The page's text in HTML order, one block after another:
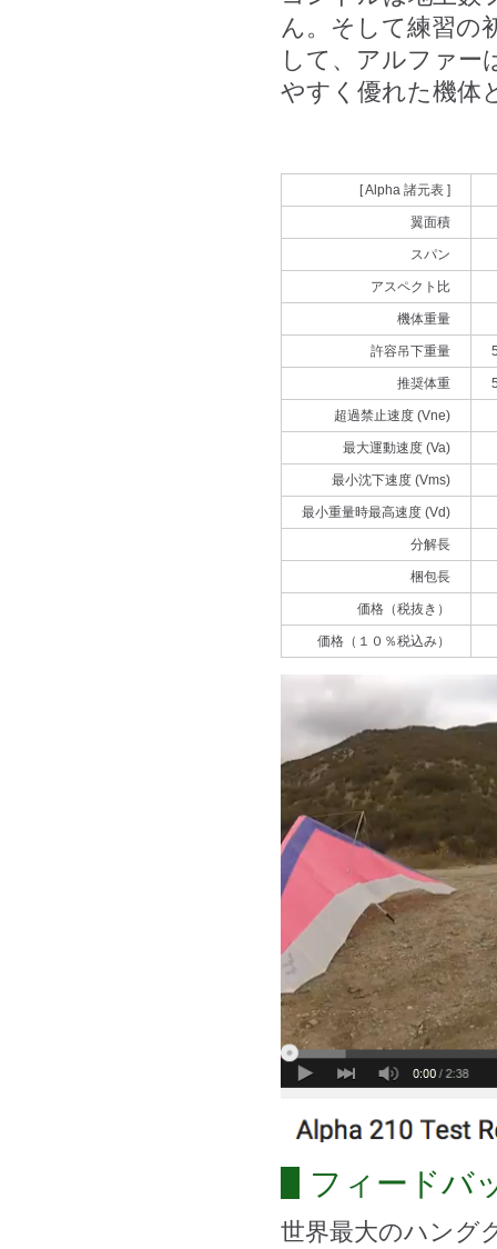
ん。そして練習の
して、アルファー
やすく優れた機体
[ Alpha 諸元表 ]
翼面積
スパン
アスペクト比
機体重量
許容吊下重量
推奨体重
超過禁止速度 (Vne)
最大運動速度 (Va)
最小沈下速度 (Vms)
最小重量時最高速度 (Vd)
分解長
梱包長
価格（税抜き）
価格（１０％税込み）
フィードバ
世界最大のハング